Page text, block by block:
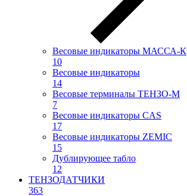
Весовые индикаторы МАССА-К
10
Весовые индикаторы
14
Весовые терминалы ТЕНЗО-М
7
Весовые индикаторы CAS
17
Весовые индикаторы ZEMIC
15
Дублирующее табло
12
ТЕНЗОДАТЧИКИ
363